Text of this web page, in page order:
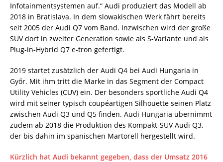
Infotainmentsystemen auf.“ Audi produziert das Modell ab
2018 in Bratislava. In dem slowakischen Werk fährt bereits
seit 2005 der Audi Q7 vom Band. Inzwischen wird der große
SUV dort in zweiter Generation sowie als S-Variante und als
Plug-in-Hybrid Q7 e-tron gefertigt.
2019 startet zusätzlich der Audi Q4 bei Audi Hungaria in
Győr. Mit ihm tritt die Marke in das Segment der Compact
Utility Vehicles (CUV) ein. Der besonders sportliche Audi Q4
wird mit seiner typisch coupéartigen Silhouette seinen Platz
zwischen Audi Q3 und Q5 finden. Audi Hungaria übernimmt
zudem ab 2018 die Produktion des Kompakt-SUV Audi Q3,
der bis dahin im spanischen Martorell hergestellt wird.
Kürzlich hat Audi bekannt gegeben, dass der Umsatz 2016